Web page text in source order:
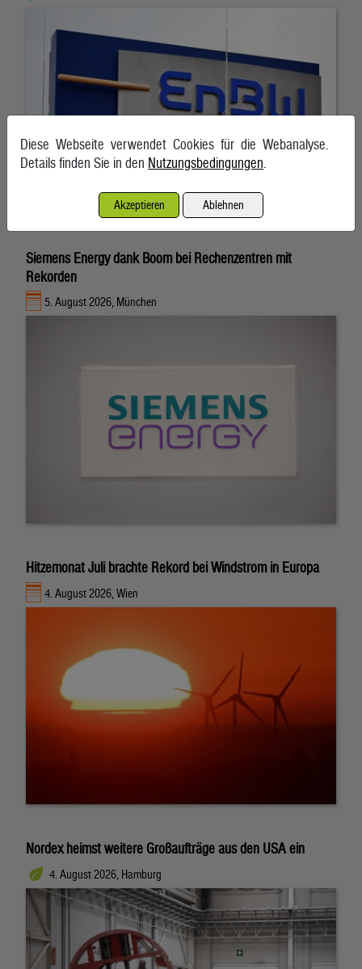
Siemens Energy dank Boom bei Rechenzentren mit
Rekorden
5. August 2026, München
Hitzemonat Juli brachte Rekord bei Windstrom in Europa
4. August 2026, Wien
Nordex heimst weitere Großaufträge aus den USA ein
4. August 2026, Hamburg
Diese Webseite verwendet Cookies für die Webanalyse.
Details finden Sie in den Nutzungsbedingungen
Akzeptieren Ablehnen